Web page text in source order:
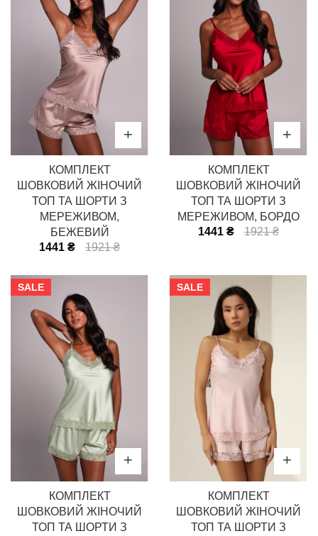
КОМПЛЕКТ
ШОВКОВИЙ ЖІНОЧИЙ
ТОП ТА ШОРТИ З
МЕРЕЖИВОМ,
БЕЖЕВИЙ
1441 ₴
1921 ₴
КОМПЛЕКТ
ШОВКОВИЙ ЖІНОЧИЙ
ТОП ТА ШОРТИ З
МЕРЕЖИВОМ, БОРДО
1441 ₴
1921 ₴
SALE
КОМПЛЕКТ
ШОВКОВИЙ ЖІНОЧИЙ
ТОП ТА ШОРТИ З
SALE
КОМПЛЕКТ
ШОВКОВИЙ ЖІНОЧИЙ
ТОП ТА ШОРТИ З